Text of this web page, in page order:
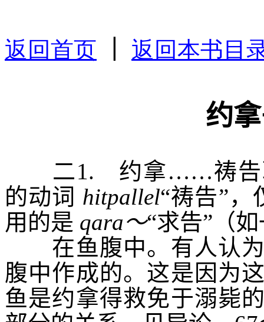
返回首页 返回本书 目
约
二1.
约拿……祷告
的动词 hitpallel“祷告”，
用的是 qara～“求告”（
在鱼腹中。有人认
腹中作成的。这是因为
鱼是约拿得救免于溺毙